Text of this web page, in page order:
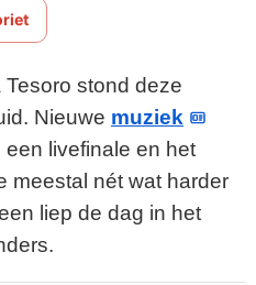
stond deze
Nieuwe muziek
livefinale en het
meestal nét wat harder
liep de dag in het